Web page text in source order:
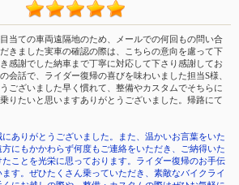
当ての車両遠隔地のため、メールでの何回もの問い合
きました実車の確認の際は、こちらの意向を慮って下
感謝でした納車まで丁寧に対応して下さり感謝してお
会話で、ライダー復帰の喜びを味わいました担当S様、
ございました早く慣れて、整備やカスタムでそちらに
りたいと思いますありがとうございました。帰路にて
ありがとうございました。また、温かいお言葉をいた
にもかかわらず何度もご連絡をいただき、ご納得いた
ことを光栄に思っております。ライダー復帰のお手伝
す。ぜひたくさん乗っていただき、素敵なバイクライ